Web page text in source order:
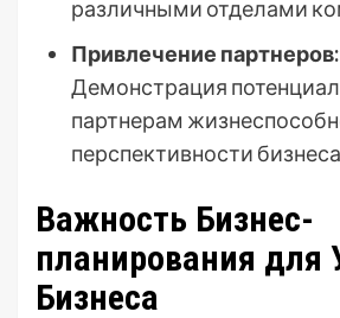
различными отделами
Привлечение партнеров:
Демонстрация
партнерам
перспективности
Важность Бизнес-
планирования для
Бизнеса